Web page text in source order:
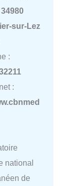
sur-Lez
:
:
national
de